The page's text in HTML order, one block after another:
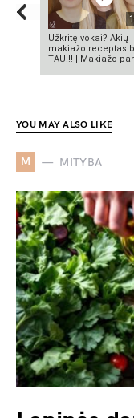
Užkritę vokai? Akių
makiažo receptas
TAU!!! | Makiažo
YOU MAY ALSO LIKE
M MITYBA